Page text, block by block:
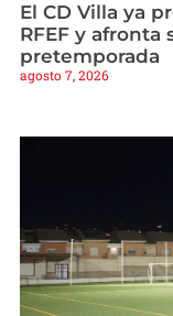
El CD Villa ya
RFEF y
pretemporada
agosto 7, 2026